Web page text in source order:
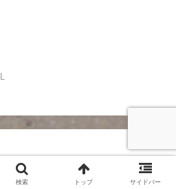
「S3日記」 All Rights Reserved.
検索 トップ サイドバー